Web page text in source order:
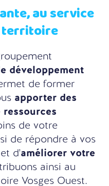
au service
territoire
développement
de former
apporter des
de votre
de répondre à vos
d'améliorer votre
ainsi au
Vosges Ouest.